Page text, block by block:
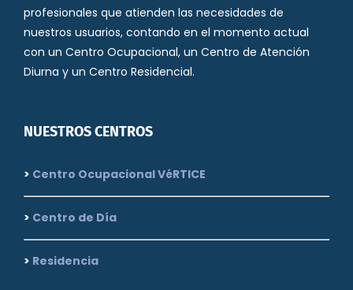
profesionales que atienden las necesidades de
nuestros usuarios, contando en el momento actual
con un Centro Ocupacional, un Centro de Atención
Diurna y un Centro Residencial.
NUESTROS CENTROS
> Centro Ocupacional VéRTICE
> Centro de Día
> Residencia